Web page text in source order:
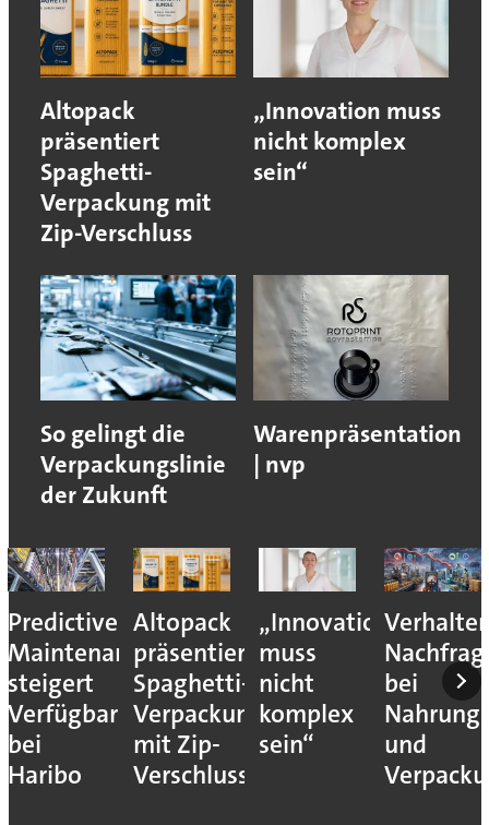
Altopack
präsentiert
Spaghetti-
Verpackung mit
Zip-Verschluss
„Innovation muss
nicht komplex
sein“
So gelingt die
Verpackungslinie
der Zukunft
Warenpräsentation
| nvp
Predictive
Maintenance
steigert
Verfügbarkeit
bei
Haribo
Altopack
präsentiert
Spaghetti-
Verpackung
mit Zip-
Verschluss
„Innovation
muss
nicht
komplex
sein“
bei
und